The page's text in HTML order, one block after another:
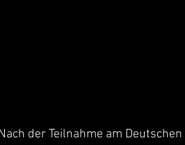
der Teilnahme am